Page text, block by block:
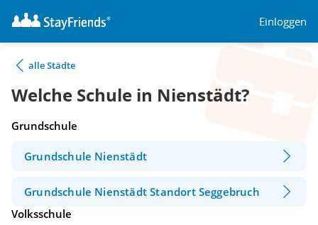
Einloggen
alle Städte
Welche Schule in Nienstädt?
Grundschule
Grundschule Nienstädt
Grundschule Nienstädt Standort Seggebruch
Volksschule